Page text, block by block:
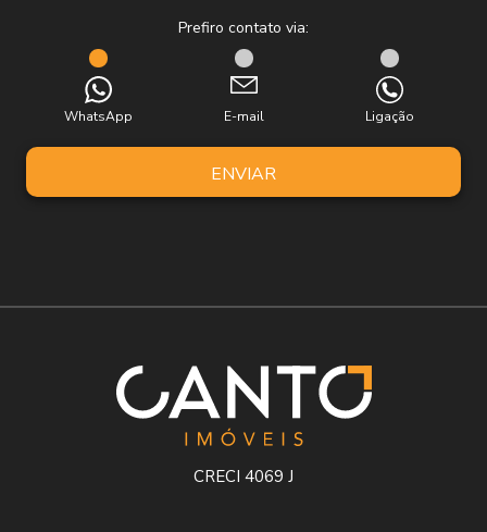
Prefiro contato via:
WhatsApp E-mail Ligação
ENVIAR
CRECI 4069 J